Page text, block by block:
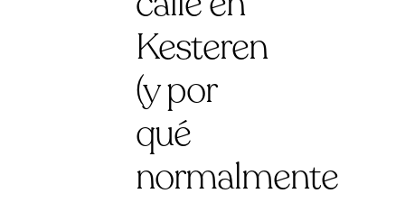
Kesteren
(y por
qué
normalmente